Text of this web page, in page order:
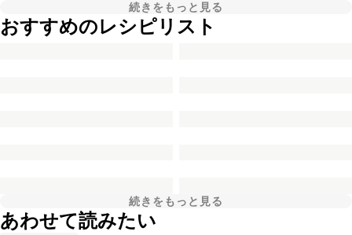
続きをもっと見る
おすすめのレシピリスト
続きをもっと見る
あわせて読みたい